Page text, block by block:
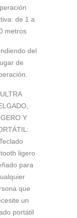
de 1 a
metros
del
de
ULTRA
Y
ligero
para
que
un
portátil